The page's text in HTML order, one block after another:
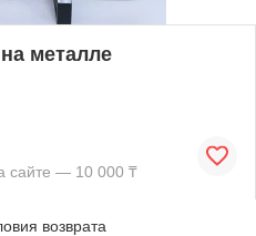
металле
сайте — 10 000 ₸
возврата